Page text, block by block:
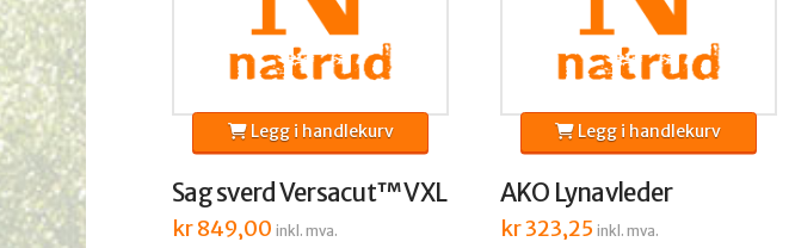
Sag sverd Versacut™ VXL
kr849,00 inkl. mva.
Legg i handlekurv
AKO Lynavleder
kr323,25 inkl. mva.
Legg i handlekurv